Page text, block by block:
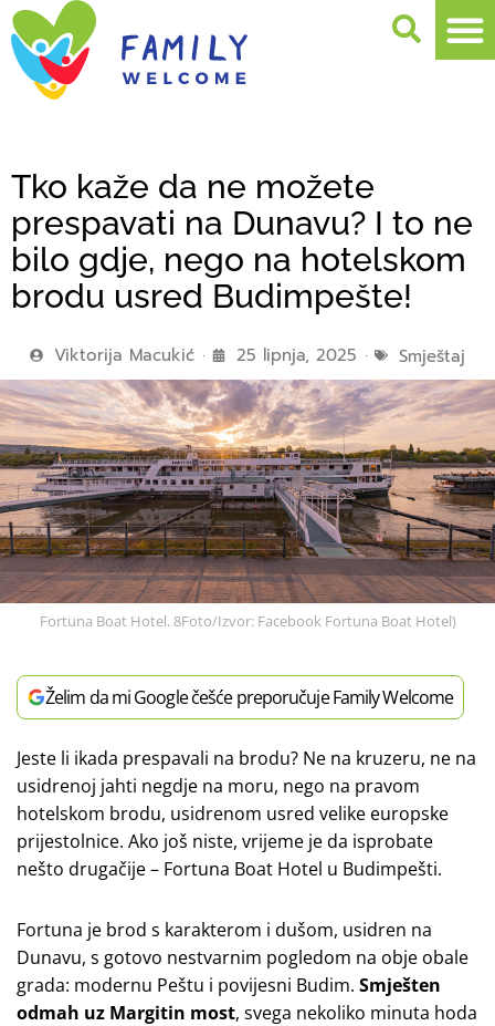
Tko kaže da ne možete
prespavati na Dunavu? I to ne
bilo gdje, nego na hotelskom
brodu usred Budimpešte!
Viktorija Macukić 25 lipnja, 2025 Smještaj
Fortuna Boat Hotel. 8Foto/Izvor: Facebook Fortuna Boat Hotel)
Želim da mi Google češće preporučuje Family Welcome
Jeste li ikada prespavali na brodu? Ne na kruzeru, ne na
usidrenoj jahti negdje na moru, nego na pravom
hotelskom brodu, usidrenom usred velike europske
prijestolnice. Ako još niste, vrijeme je da isprobate
nešto drugačije – Fortuna Boat Hotel u Budimpešti.
Fortuna je brod s karakterom i dušom, usidren na
Dunavu, s gotovo nestvarnim pogledom na obje obale
grada: modernu Peštu i povijesni Budim. Smješten
odmah uz Margitin most, svega nekoliko minuta hoda